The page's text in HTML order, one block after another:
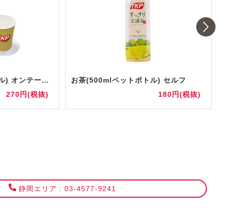
お水(500mlペットボトル) オンテーブル 紙コップ・コースター付き
270円(税抜)
お茶(500mlペットボトル) セルフ
180円(税抜)
静岡エリア : 03-4577-9241